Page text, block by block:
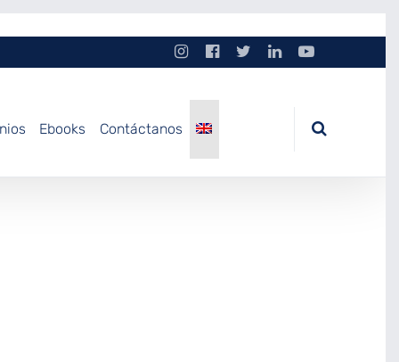
Ebooks Contáctanos